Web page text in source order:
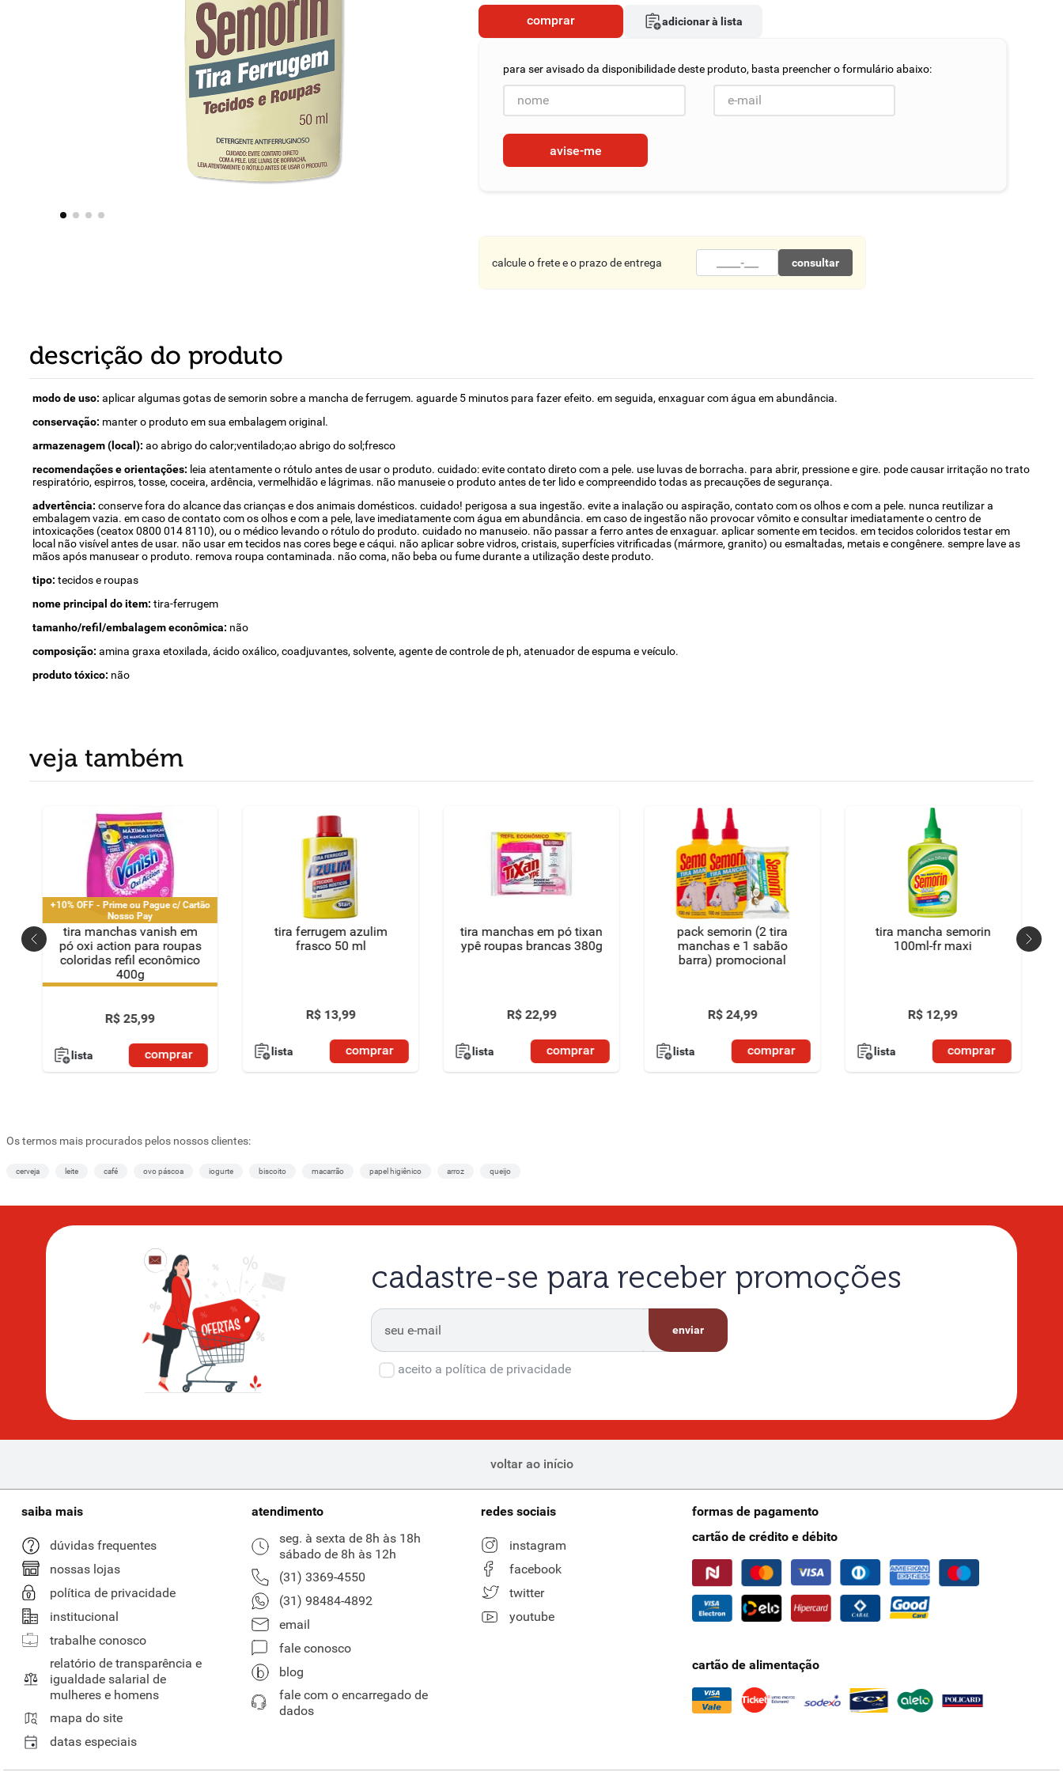
comprar adicionar à lista
avise-me
calcule o frete e o prazo de entrega consultar
descrição do produto
modo de uso: aplicar algumas gotas de semorin sobre a mancha de ferrugem. aguarde 5 minutos para fazer efeito. em seguida, enxaguar com água em abundância.
conservação: manter o produto em sua embalagem original.
armazenagem (local): ao abrigo do calor;ventilado;ao abrigo do sol;fresco
recomendações e orientações: leia atentamente o rótulo antes de usar o produto. cuidado: evite contato direto com a pele. use luvas de borracha. para abrir, pressione e gire. pode causar irritação no trato
respiratório, espirros, tosse, coceira, ardência, vermelhidão e lágrimas. não manuseie o produto antes de ter lido e compreendido todas as precauções de segurança.
advertência: conserve fora do alcance das crianças e dos animais domésticos. cuidado! perigosa a sua ingestão. evite a inalação ou aspiração, contato com os olhos e com a pele. nunca reutilizar a
embalagem vazia. em caso de contato com os olhos e com a pele, lave imediatamente com água em abundância. em caso de ingestão não provocar vômito e consultar imediatamente o centro de
intoxicações (ceatox 0800 014 8110), ou o médico levando o rótulo do produto. cuidado no manuseio. não passar a ferro antes de enxaguar. aplicar somente em tecidos. em tecidos coloridos testar em
local não visível antes de usar. não usar em tecidos nas cores bege e cáqui. não aplicar sobre vidros, cristais, superfícies vitrificadas (mármore, granito) ou esmaltadas, metais e congênere. sempre lave as
mãos após manusear o produto. remova roupa contaminada. não coma, não beba ou fume durante a utilização deste produto.
tipo: tecidos e roupas
nome principal do item: tira-ferrugem
tamanho/refil/embalagem econômica: não
composição: amina graxa etoxilada, ácido oxálico, coadjuvantes, solvente, agente de controle de ph, atenuador de espuma e veículo.
produto tóxico: não
veja também
+10% OFF - Prime ou Pague c/ Cartão
Nosso Pay
tira manchas vanish em
pó oxi action para roupas
coloridas refil econômico
400g
+10% OFF - Prime ou Pague c/ Cartão
R$ 25,99
lista comprar
tira ferrugem azulim
frasco 50 ml
R$ 13,99
lista comprar
tira manchas em pó tixan
ypê roupas brancas 380g
R$ 22,99
lista comprar
pack semorin (2 tira
manchas e 1 sabão
barra) promocional
R$ 24,99
lista comprar
tira mancha semorin
100ml-fr maxi
R$ 12,99
lista comprar
Os termos mais procurados pelos nossos clientes:
cerveja leite café ovo páscoa iogurte biscoito macarrão papel higiênico arroz queijo
cadastre-se para receber promoções
enviar
aceito a política de privacidade
voltar ao início
saiba mais
dúvidas frequentes
nossas lojas
política de privacidade
institucional
trabalhe conosco
relatório de transparência e
igualdade salarial de
mulheres e homens
mapa do site
datas especiais
atendimento
seg. à sexta de 8h às 18h
sábado de 8h às 12h
(31) 3369-4550
(31) 98484-4892
email
fale conosco
blog
fale com o encarregado de
dados
redes sociais
instagram
facebook
twitter
youtube
formas de pagamento
cartão de crédito e débito
cartão de alimentação
8º detergente
9º macarrão
10º chocolate